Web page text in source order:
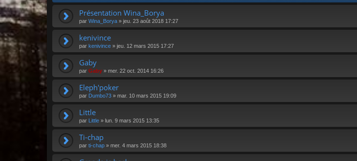
Présentation Wina_Borya
par Wina_Borya » jeu. 23 août 2018 17:27
kenivince
par kenivince » jeu. 12 mars 2015 17:27
Gaby
par Gaby » mer. 22 oct. 2014 16:26
Eleph'poker
par Dumbo73 » mar. 10 mars 2015 19:09
Little
par Little » lun. 9 mars 2015 13:35
Ti-chap
par ti-chap » mer. 4 mars 2015 18:38